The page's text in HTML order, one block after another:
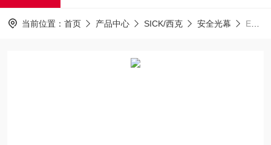
当前位置： 首页 产品中心 SICK/西克 安全光幕 EXE-12D6803B0204个把手包含螺钉德国西克SICK安全光幕